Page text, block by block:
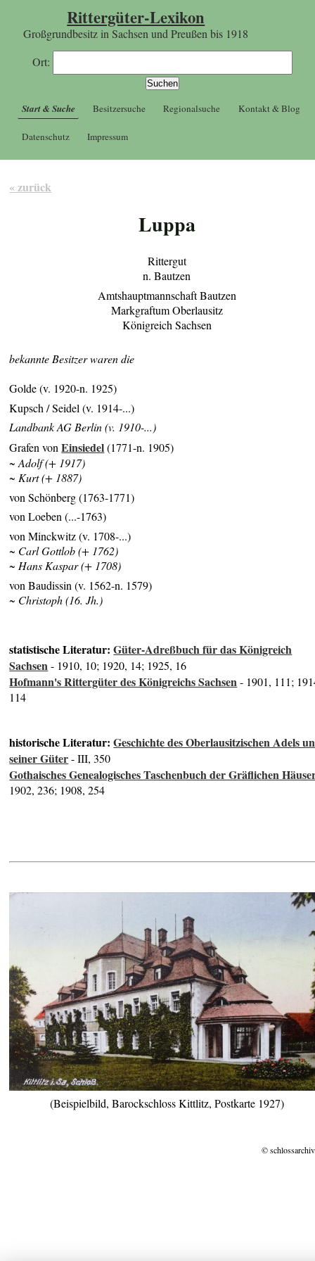
Rittergüter-Lexikon
Großgrundbesitz in Sachsen und Preußen bis 1918
Ort:
Start & Suche Besitzersuche Regionalsuche Kontakt & Blog
Datenschutz Impressum
« zurück
Luppa
Rittergut
n. Bautzen
Amtshauptmannschaft Bautzen
Markgraftum Oberlausitz
Königreich Sachsen
bekannte Besitzer waren die
Golde (v. 1920-n. 1925)
Kupsch / Seidel (v. 1914-...)
Landbank AG Berlin (v. 1910-...)
Grafen vonEinsiedel(1771-n. 1905)
~ Adolf (+ 1917)
~ Kurt (+ 1887)
von Schönberg (1763-1771)
von Loeben (...-1763)
von Minckwitz (v. 1708-...)
~ Carl Gottlob (+ 1762)
~ Hans Kaspar (+ 1708)
von Baudissin (v. 1562-n. 1579)
~ Christoph (16. Jh.)
statistische Literatur:Güter-Adreßbuch für das Königreich
Sachsen- 1910, 10; 1920, 14; 1925, 16
Hofmann's Rittergüter des Königreichs Sachsen- 1901, 111;
114
historische Literatur:Geschichte des Oberlausitzischen Adels
seiner Güter- III, 350
Gothaisches Genealogisches Taschenbuch der Gräflichen
1902, 236; 1908, 254
(Beispielbild, Barockschloss Kittlitz, Postkarte 1927)
©